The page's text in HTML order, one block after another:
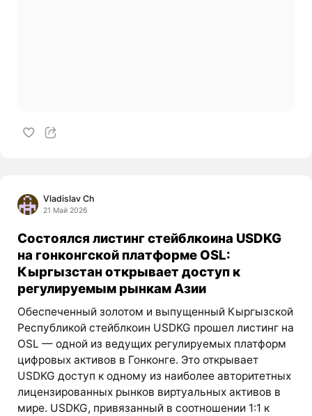
Vladislav Ch
21 Май 2026
Состоялся листинг стейблкоина USDKG
на гонконгской платформе OSL:
Кыргызстан открывает доступ к
регулируемым рынкам Азии
Обеспеченный золотом и выпущенный Кыргызской
Республикой стейблкоин USDKG прошел листинг на
OSL — одной из ведущих регулируемых платформ
цифровых активов в Гонконге. Это открывает
USDKG доступ к одному из наиболее авторитетных
лицензированных рынков виртуальных активов в
мире. USDKG, привязанный в соотношении 1:1 к